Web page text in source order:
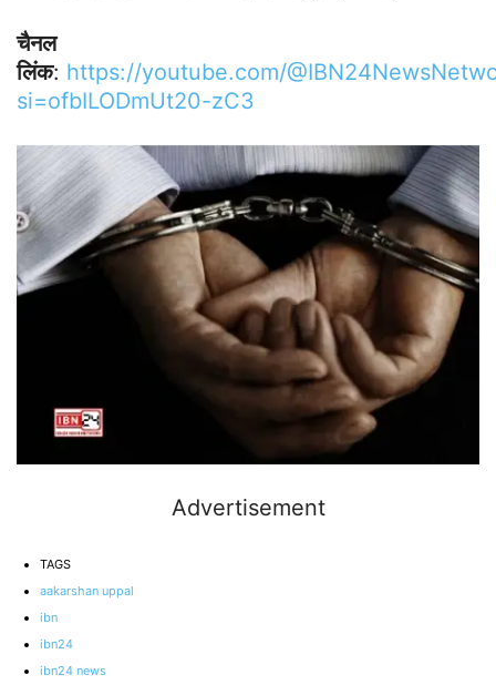
चैनल
लिंक: https://youtube.com/
si=ofbILODmUt20-zC3
Advertisement
TAGS
aakarshan uppal
ibn
ibn24
ibn24 news